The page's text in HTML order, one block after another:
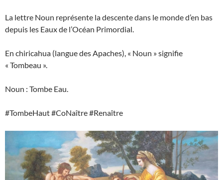
La lettre Noun représente la descente dans le monde d’en bas
depuis les Eaux de l’Océan Primordial.
En chiricahua (langue des Apaches), « Noun » signifie
« Tombeau ».
Noun : Tombe Eau.
#TombeHaut #CoNaître #Renaître